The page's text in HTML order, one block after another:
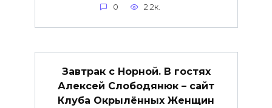
0 2.2к.
Завтрак с Норной. В гостях
Алексей Слободянюк – сайт
Клуба Окрылённых Женщин